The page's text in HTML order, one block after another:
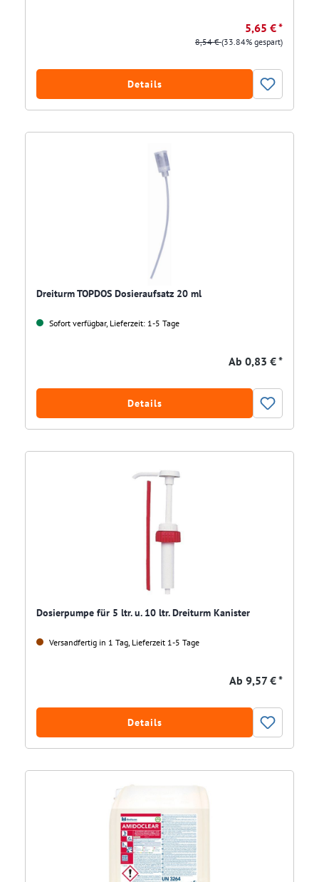
5,65 € *
8,54 €(33.84% gespart)
Details
Dreiturm TOPDOS Dosieraufsatz 20 ml
Sofort verfügbar, Lieferzeit: 1-5 Tage
Ab 0,83 € *
Details
Dosierpumpe für 5 ltr. u. 10 ltr. Dreiturm Kanister
Versandfertig in 1 Tag, Lieferzeit 1-5 Tage
Ab 9,57 € *
Details